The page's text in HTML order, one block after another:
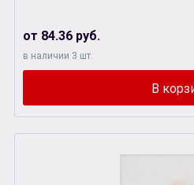
от 84.36 руб.
в наличии 3 шт.